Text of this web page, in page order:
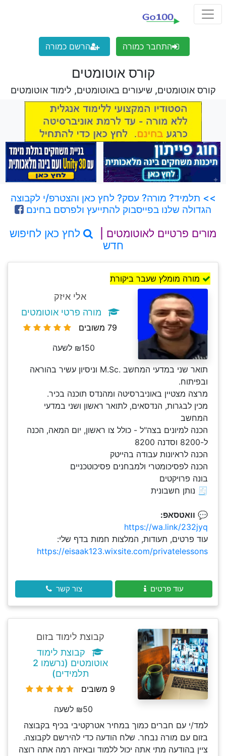
התחבר כמורה הרשם כמורה
קורס אוטומטים
קורס אוטומטים, שיעורים באוטומטים, לימוד אוטומטים
>> תלמיד? מורה? עסק? לחץ כאן והצטרפ/י לקבוצה
הגדולה שלנו בפייסבוק להתייעץ ולפרסם בחינם
מורים פרטיים לאוטומטים |
לחץ כאן לחיפוש
חדש
מורה מומלץ שעבר ביקורת
אלי איזק
מורה פרטי אוטומטים
79 משובים
₪150 לשעה
תואר שני במדעי המחשב .M.Sc וניסיון עשיר בהוראה
ובפיתוח.
מרצה מצטיין באוניברסיטה ומהנדס תוכנה בכיר.
מכין לבגרות, הנדסאים, לתואר ראשון ושני במדעי
המחשב
הכנה למיונים בצה"ל - כולל צו ראשון, יום המאה, הכנה
ל-8200 וסדנה 8200
הכנה לראיונות עבודה בהייטק
הכנה לפסיכומטרי ולמבחנים פסיכוטכניים
בונה פרויקטים
🧾 נותן חשבונית
💬 וואטסאפ:
https://wa.link/232jyq
עוד פרטים, תעודות, המלצות חמות בדף שלי:
https://eisaak123.wixsite.com/privatelessons
עוד פרטים צור קשר
קבוצת לימוד בזום
קבוצת לימוד
אוטומטים (נרשמו 2
תלמידים)
9 משובים
₪50 לשעה
למד/י עם חברים כמוך במחיר אטרקטיבי בכיף בקבוצה
בזום עם מורה נבחר. שלח הודעה כדי להירשם לקבוצה.
ציין בהודעה מתי אתה יכול ללמוד ובאיזה רמה אתה רוצה